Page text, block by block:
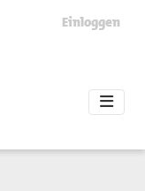
Einloggen